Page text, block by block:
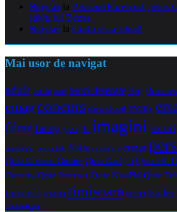
Bogdan la Patronul Facebook, prins
iubita lui Bezos
Bogdan la Ciolacu s-a tatuat!
Mai usor de navigat
adult audio bani benzi desenate blog
emag concurs download DVDRip
filme funny google imagini jocuri
messenger noiembrie Nokia octombrie orange
Quiz Comert Online Quiz Gadget Quiz HI-
Oameni Quiz Internet Quiz KissFM Quiz
romania sugestii timisoara torrent trailer
messenger